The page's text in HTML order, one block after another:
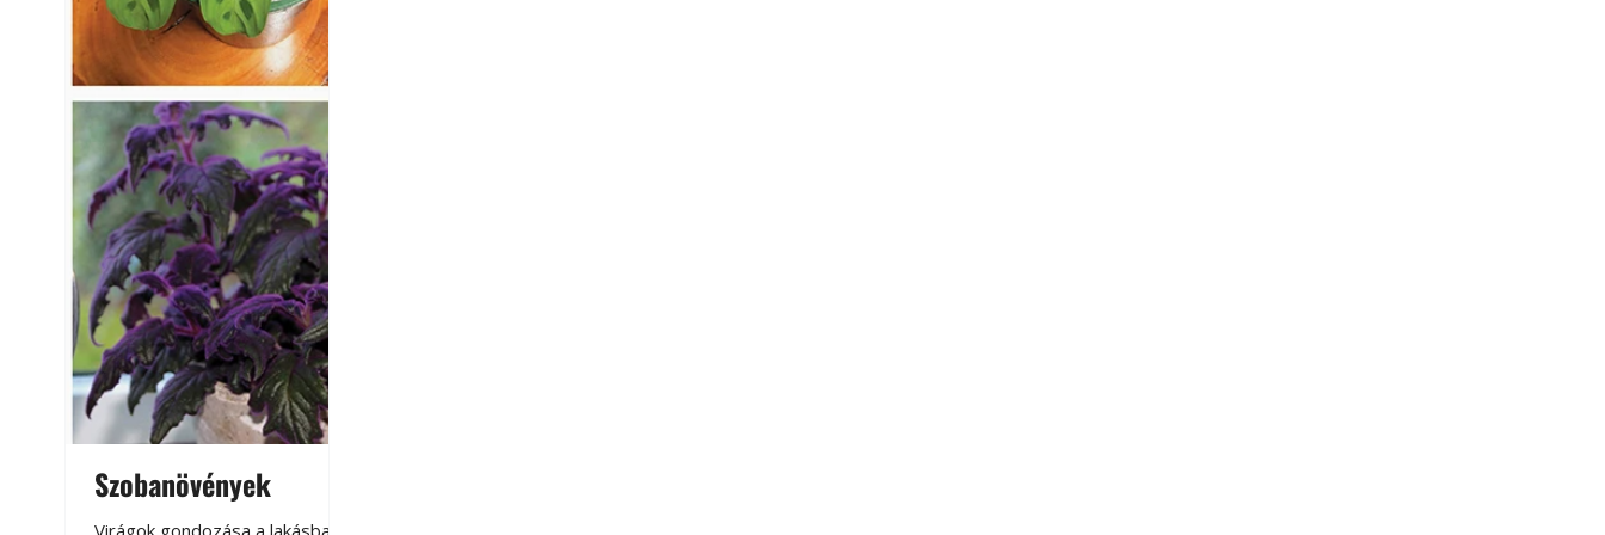
Szobanövények